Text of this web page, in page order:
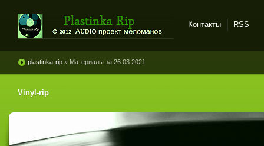
винила и магнитоальбомов
Контакты RSS
plastinka-rip » Материалы за 26.03.2021
Vinyl-rip